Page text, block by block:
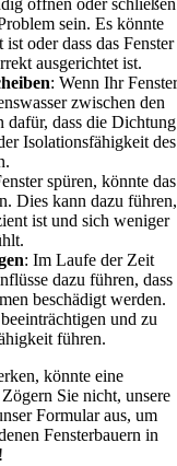
öffnen oder schließen
sein. Es könnte
oder dass das Fenster
ausgerichtet ist.
: Wenn Ihr Fenster
zwischen den
dafür, dass die Dichtung
Isolationsfähigkeit des
spüren, könnte das
Dies kann dazu führen,
ist und sich weniger
: Im Laufe der Zeit
dazu führen, dass
beschädigt werden.
und zu
führen.
könnte eine
Sie nicht, unsere
Formular aus, um
Fensterbauern in